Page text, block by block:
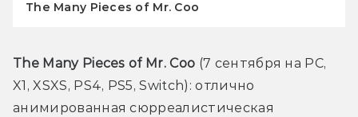
The Many Pieces of Mr. Coo
The Many Pieces of Mr. Coo (7 сентября на PC,
X1, XSXS, PS4, PS5, Switch): отлично
анимированная сюрреалистическая